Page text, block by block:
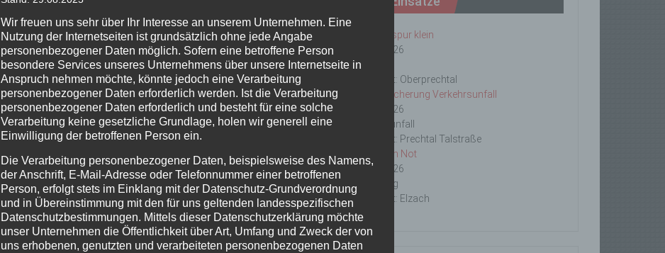
ABC-1, Ölspur klein
23/06/2026
Ölspur
Einsatzort: Oberprechtal
TH 2 Absicherung Verkehrsunfall
20/06/2026
Verkehrsunfall
Einsatzort: Prechtal Talstraße
TH1 Tier in Not
18/06/2026
Tierrettung
Einsatzort: Elzach
Wir freuen uns sehr über Ihr Interesse an unserem Unternehmen. Eine
Nutzung der Internetseiten ist grundsätzlich ohne jede Angabe
personenbezogener Daten möglich. Sofern eine betroffene Person
besondere Services unseres Unternehmens über unsere Internetseite in
Anspruch nehmen möchte, könnte jedoch eine Verarbeitung
personenbezogener Daten erforderlich werden. Ist die Verarbeitung
personenbezogener Daten erforderlich und besteht für eine solche
Verarbeitung keine gesetzliche Grundlage, holen wir generell eine
Einwilligung der betroffenen Person ein.
Die Verarbeitung personenbezogener Daten, beispielsweise des Namens,
der Anschrift, E-Mail-Adresse oder Telefonnummer einer betroffenen
Person, erfolgt stets im Einklang mit der Datenschutz-Grundverordnung
und in Übereinstimmung mit den für uns geltenden landesspezifischen
Datenschutzbestimmungen. Mittels dieser Datenschutzerklärung möchte
unser Unternehmen die Öffentlichkeit über Art, Umfang und Zweck der von
uns erhobenen, genutzten und verarbeiteten personenbezogenen Daten